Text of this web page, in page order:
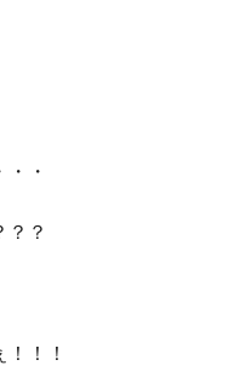
・
？？
！！